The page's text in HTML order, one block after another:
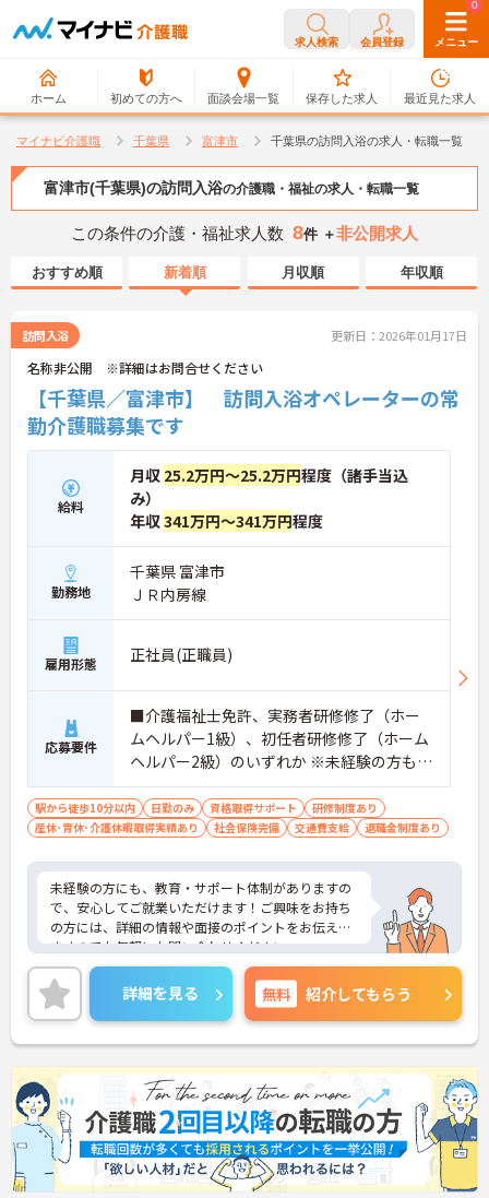
求人検索 会員登録 メニュー
ホーム 初めての方へ 面談会場一覧
0
保存した求人
0
最近見た求人
マイナビ介護職 千葉県 富津市 千葉県の訪問入浴の求人・転職一覧
富津市(千葉県)の訪問入浴の介護職・福祉の求人・転職一覧
この条件の介護・福祉求人数 8件 ＋非公開求人
おすすめ順 新着順 月収順 年収順
訪問入浴 更新日：2026年01月17日
名称非公開 ※詳細はお問合せください
【千葉県／富津市】 訪問入浴オペレーターの常
勤介護職募集です
給料
月収 25.2万円～25.2万円程度（諸手当込
み）
年収341万円～341万円程度
勤務地
千葉県 富津市
ＪＲ内房線
雇用形態 正社員(正職員)
応募要件
■介護福祉士免許、実務者研修修了（ホー
ムヘルパー1級）、初任者研修修了（ホーム
ヘルパー2級）のいずれか ※未経験の方も相
談可 ■普通自動車運転免許（MT）必須
駅から徒歩10分以内 日勤のみ 資格取得サポート
研修制度あり
産休･育休･介護休暇取得実績あり
社会保険完備 交通費支給 退職金制度あり
未経験の方にも、教育・サポート体制がありますの
で、安心してご就業いただけます！ご興味をお持ち
の方には、詳細の情報や面接のポイントをお伝えし
ますのでお気軽にお問い合わせください。
詳細を見る 無料 紹介してもらう